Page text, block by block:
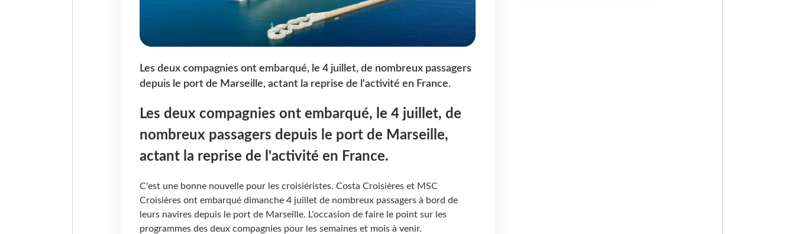
Les deux compagnies ont embarqué, le 4 juillet, de nombreux passagers
depuis le port de Marseille, actant la reprise de l'activité en France.
Les deux compagnies ont embarqué, le 4 juillet, de
nombreux passagers depuis le port de Marseille,
actant la reprise de l'activité en France.
C'est une bonne nouvelle pour les croisiéristes. Costa Croisières et MSC
Croisières ont embarqué dimanche 4 juillet de nombreux passagers à bord de
leurs navires depuis le port de Marseille. L'occasion de faire le point sur les
programmes des deux compagnies pour les semaines et mois à venir.